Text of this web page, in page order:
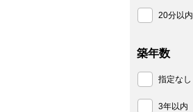
20分以内
築年数
指定なし
3年以内